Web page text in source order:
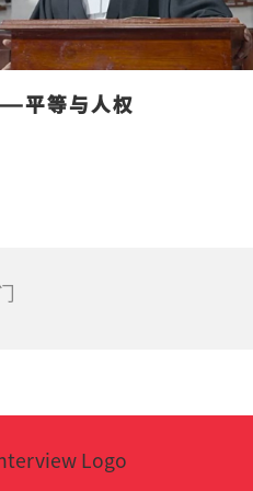
平等与人权